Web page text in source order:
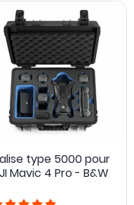
type 5000 pour
Mavic 4 Pro - B&W